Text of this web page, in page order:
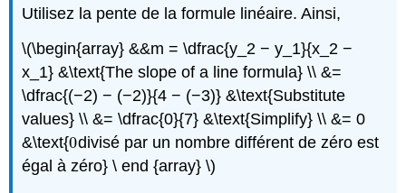
Utilisez la pente de la formule linéaire. Ainsi,
\(\begin{array} &&m = \dfrac{y_2 − y_1}{x_2 −
x_1} &\text{The slope of a line formula} \\ &=
\dfrac{(−2) − (−2)}{4 − (−3)} &\text{Substitute
values} \\ &= \dfrac{0}{7} &\text{Simplify} \\ &= 0
&\text{0
0divisé par un nombre différent de zéro est
égal à zéro} \ end {array} \)